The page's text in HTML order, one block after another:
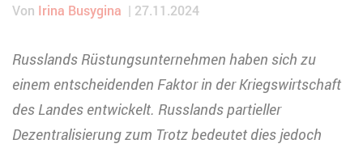
Von Irina Busygina 27.11.2024
Russlands Rüstungsunternehmen haben sich zu
einem entscheidenden Faktor in der Kriegswirtschaft
des Landes entwickelt. Russlands partieller
Dezentralisierung zum Trotz bedeutet dies jedoch